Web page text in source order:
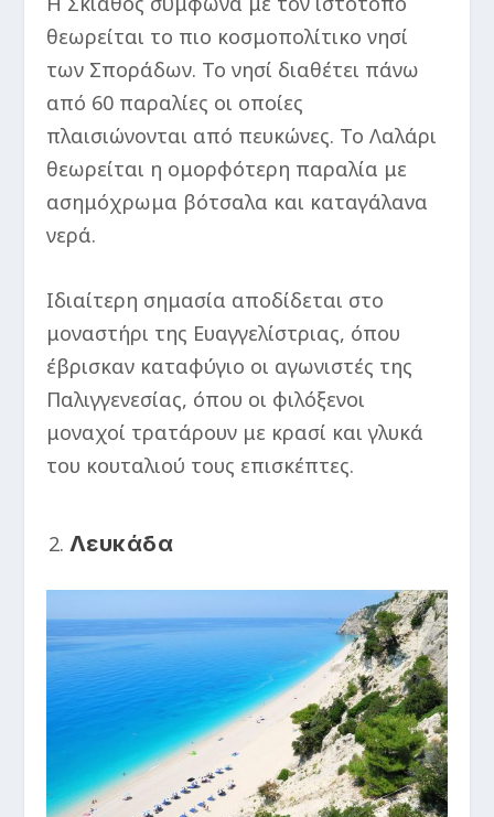
θεωρείται το πιο κοσμοπολίτικο νησί
των Σποράδων. Το νησί διαθέτει πάνω
από 60 παραλίες οι οποίες
πλαισιώνονται από πευκώνες. Το Λαλάρι
θεωρείται η ομορφότερη παραλία με
ασημόχρωμα βότσαλα και καταγάλανα
νερά.
Ιδιαίτερη σημασία αποδίδεται στο
μοναστήρι της Ευαγγελίστριας, όπου
έβρισκαν καταφύγιο οι αγωνιστές της
Παλιγγενεσίας, όπου οι φιλόξενοι
μοναχοί τρατάρουν με κρασί και γλυκά
του κουταλιού τους επισκέπτες.
Λευκάδα